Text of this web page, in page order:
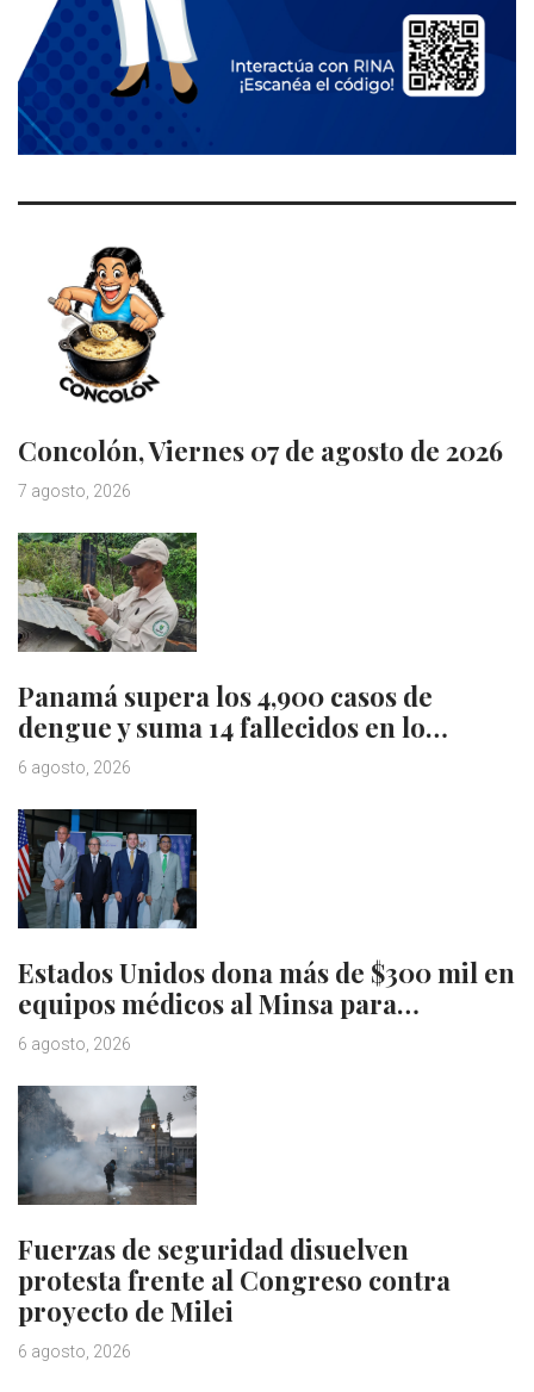
Concolón, Viernes 07 de agosto de 2026
7 agosto, 2026
Panamá supera los 4,900 casos de
dengue y suma 14 fallecidos en lo…
6 agosto, 2026
Estados Unidos dona más de $300 mil en
equipos médicos al Minsa para…
6 agosto, 2026
Fuerzas de seguridad disuelven
protesta frente al Congreso contra
proyecto de Milei
6 agosto, 2026